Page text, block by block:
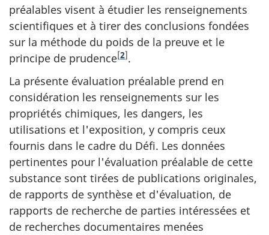
préalables visent à étudier les renseignements
scientifiques et à tirer des conclusions fondées
sur la méthode du poids de la preuve et le
principe de prudence[2].
La présente évaluation préalable prend en
considération les renseignements sur les
propriétés chimiques, les dangers, les
utilisations et l'exposition, y compris ceux
fournis dans le cadre du Défi. Les données
pertinentes pour l'évaluation préalable de cette
substance sont tirées de publications originales,
de rapports de synthèse et d'évaluation, de
rapports de recherche de parties intéressées et
de recherches documentaires menées